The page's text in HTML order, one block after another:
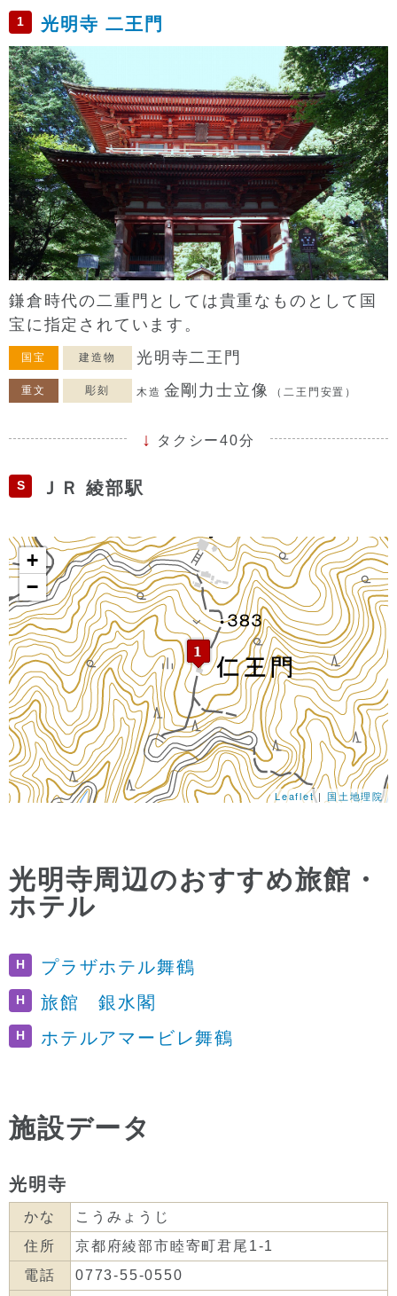
1 光明寺 二王門
鎌倉時代の二重門としては貴重なものとして国
宝に指定されています。
国宝 建造物 光明寺二王門
重文 彫刻 木造 金剛力士立像 （二王門安置）
タクシー40分
S ＪＲ 綾部駅
+
−
Leaflet| 国土地理院
光明寺周辺のおすすめ旅館・
ホテル
H プラザホテル舞鶴
H 旅館 銀水閣
H ホテルアマービレ舞鶴
施設データ
光明寺
かな
こうみょうじ
住所
京都府綾部市睦寄町君尾1-1
電話
0773-55-0550